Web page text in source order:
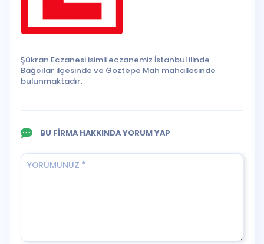
Şükran Eczanesi isimli eczanemiz İstanbul ilinde
Bağcılar ilçesinde ve Göztepe Mah mahallesinde
bulunmaktadır.
BU FİRMA HAKKINDA YORUM YAP